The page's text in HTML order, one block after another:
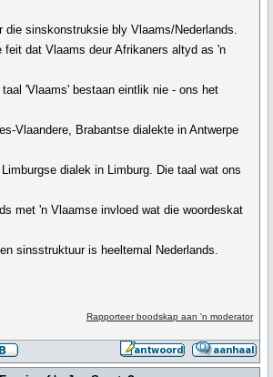
die sinskonstruksie bly Vlaams/Nederlands.
feit dat Vlaams deur Afrikaners altyd as 'n
'Vlaams' bestaan eintlik nie - ons het
Vlaandere, Brabantse dialekte in Antwerpe
dialek in Limburg. Die taal wat ons
met 'n Vlaamse invloed wat die woordeskat
sinsstruktuur is heeltemal Nederlands.
Rapporteer boodskap aan 'n moderator